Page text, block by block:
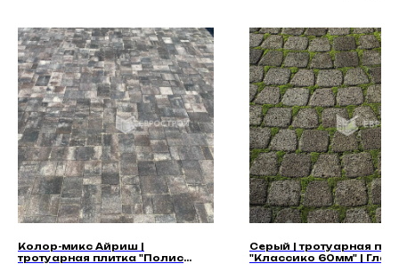
Колор-микс Айриш |
тротуарная плитка "Полис
Серый | тротуарная
"Классико 60мм" |